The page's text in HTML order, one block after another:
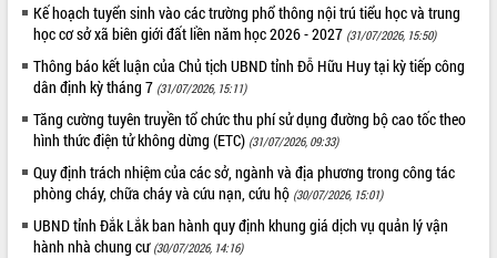
Kế hoạch tuyển sinh vào các trường phổ thông nội trú tiểu học và trung
học cơ sở xã biên giới đất liền năm học 2026 - 2027 (31/07/2026, 15:50)
Thông báo kết luận của Chủ tịch UBND tỉnh Đỗ Hữu Huy tại kỳ tiếp công
dân định kỳ tháng 7 (31/07/2026, 15:11)
Tăng cường tuyên truyền tổ chức thu phí sử dụng đường bộ cao tốc theo
hình thức điện tử không dừng (ETC) (31/07/2026, 09:33)
Quy định trách nhiệm của các sở, ngành và địa phương trong công tác
phòng cháy, chữa cháy và cứu nạn, cứu hộ (30/07/2026, 15:01)
UBND tỉnh Đắk Lắk ban hành quy định khung giá dịch vụ quản lý vận
hành nhà chung cư (30/07/2026, 14:16)